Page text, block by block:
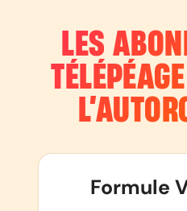
LES
Formule